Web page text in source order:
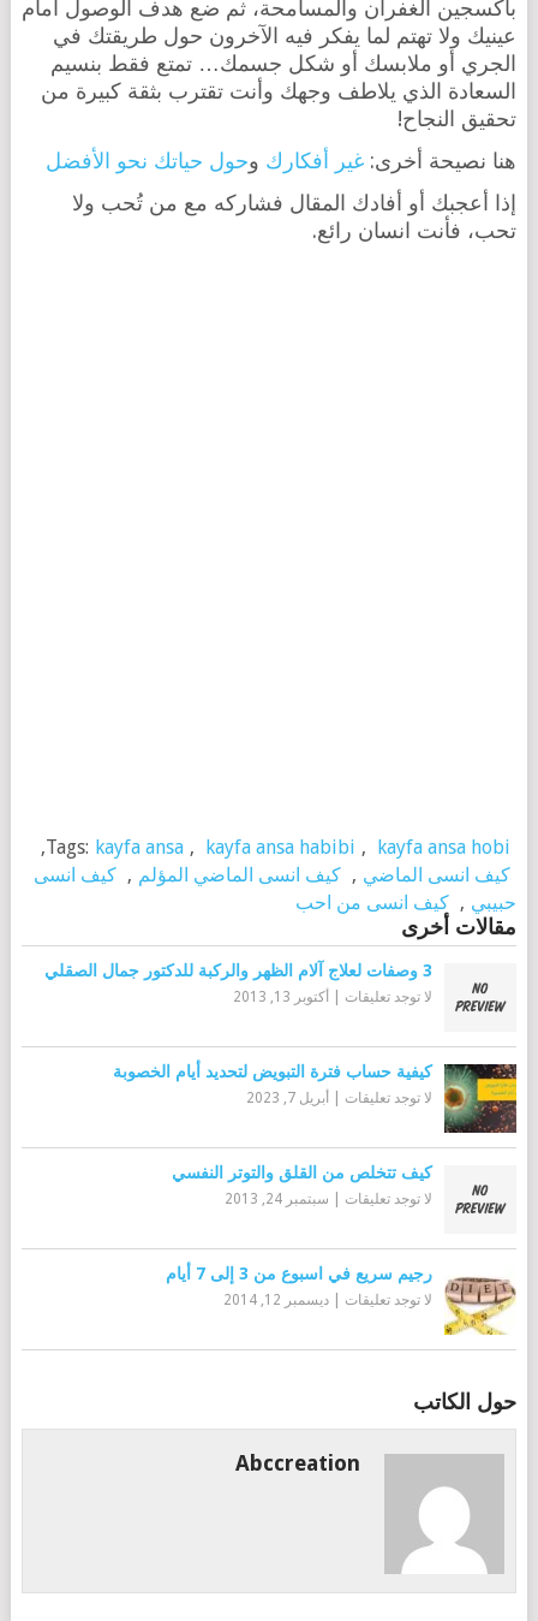
بأكسجين الغفران والمسامحة، ثم ضع هدف الوصول أمام
عينيك ولا تهتم لما يفكر فيه الآخرون حول طريقتك في
الجري أو ملابسك أو شكل جسمك… تمتع فقط بنسيم
السعادة الذي يلاطف وجهك وأنت تقترب بثقة كبيرة من
تحقيق النجاح!
هنا نصيحة أخرى: غير أفكارك وحول حياتك نحو الأفضل
إذا أعجبك أو أفادك المقال فشاركه مع من تُحب ولا
تحب، فأنت انسان رائع.
Tags: kayfa ansa , kayfa ansa habibi , kayfa ansa hobi
,
كيف انسى الماضي , كيف انسى الماضي المؤلم , كيف انسى
حبيبي , كيف انسى من احب
مقالات أخرى
3 وصفات لعلاج آلام الظهر والركبة للدكتور جمال الصقلي
لا توجد تعليقات أكتوبر 13, 2013
كيفية حساب فترة التبويض لتحديد أيام الخصوبة
لا توجد تعليقات أبريل 7, 2023
كيف تتخلص من القلق والتوتر النفسي
لا توجد تعليقات سبتمبر 24, 2013
رجيم سريع في اسبوع من 3 إلى 7 أيام
لا توجد تعليقات ديسمبر 12, 2014
حول الكاتب
Abccreation